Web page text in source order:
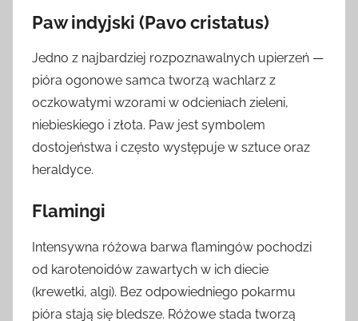
Paw indyjski (Pavo cristatus)
Jedno z najbardziej rozpoznawalnych upierzeń —
pióra ogonowe samca tworzą wachlarz z
oczkowatymi wzorami w odcieniach zieleni,
niebieskiego i złota. Paw jest symbolem
dostojeństwa i często występuje w sztuce oraz
heraldyce.
Flamingi
Intensywna różowa barwa flamingów pochodzi
od karotenoidów zawartych w ich diecie
(krewetki, algi). Bez odpowiedniego pokarmu
pióra stają się bledsze. Różowe stada tworzą